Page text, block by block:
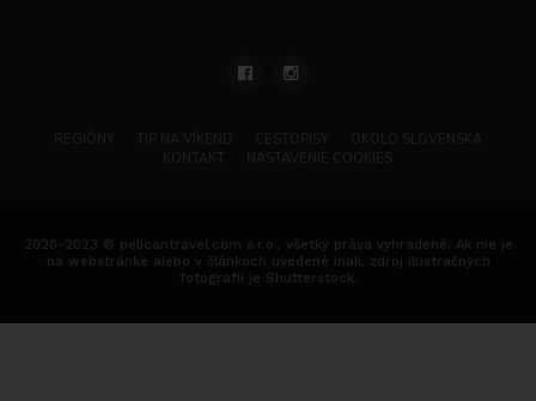
2020-2023 © pelicantravel.com s.r.o., všetky práva vyhradené. Ak nie je
na webstránke alebo v článkoch uvedené inak, zdroj ilustračných
fotografií je Shutterstock.